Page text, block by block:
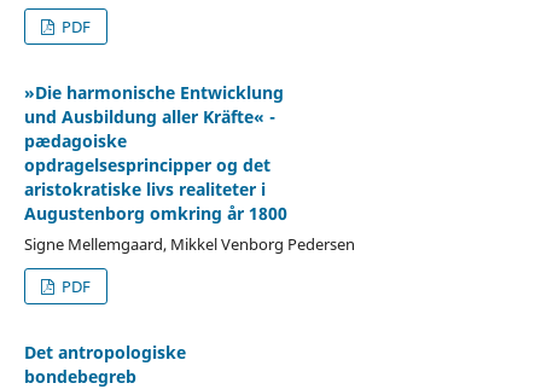
PDF
»Die harmonische Entwicklung
und Ausbildung aller Kräfte« -
pædagoiske
opdragelsesprincipper og det
aristokratiske livs realiteter i
Augustenborg omkring år 1800
Signe Mellemgaard, Mikkel Venborg Pedersen
PDF
Det antropologiske
bondebegreb